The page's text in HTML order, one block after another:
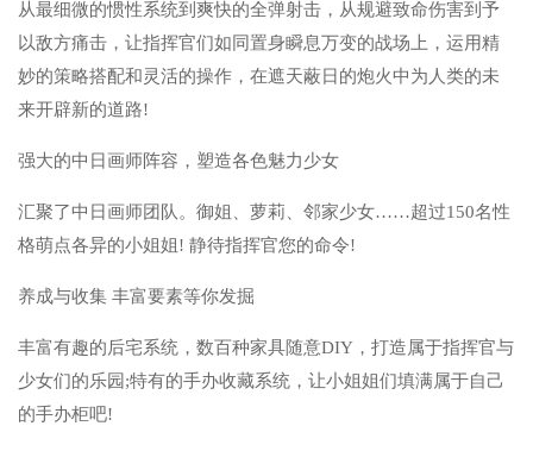
从最细微的惯性系统到爽快的全弹射击，从规避致命伤害到予
以敌方痛击，让指挥官们如同置身瞬息万变的战场上，运用精
妙的策略搭配和灵活的操作，在遮天蔽日的炮火中为人类的未
来开辟新的道路!
强大的中日画师阵容，塑造各色魅力少女
汇聚了中日画师团队。御姐、萝莉、邻家少女……超过150名性
格萌点各异的小姐姐! 静待指挥官您的命令!
养成与收集 丰富要素等你发掘
丰富有趣的后宅系统，数百种家具随意DIY，打造属于指挥官与
少女们的乐园;特有的手办收藏系统，让小姐姐们填满属于自己
的手办柜吧!